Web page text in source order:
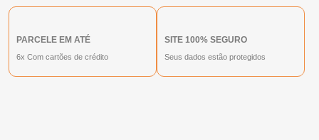
PARCELE EM ATÉ
6x Com cartões de crédito
SITE 100% SEGURO
Seus dados estão protegidos